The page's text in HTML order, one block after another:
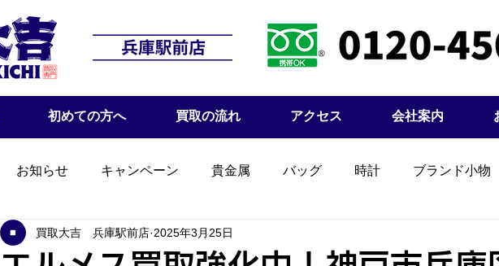
初めての方へ 買取の流れ アクセス 会社案内
お知らせ キャンペーン 貴金属 バッグ 時計 ブランド小物
買取大吉 兵庫駅前店 2025年3月25日